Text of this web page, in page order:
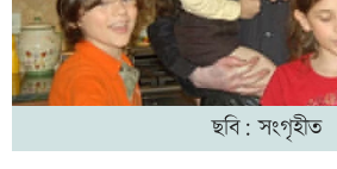
ছবি: সংগৃহীত